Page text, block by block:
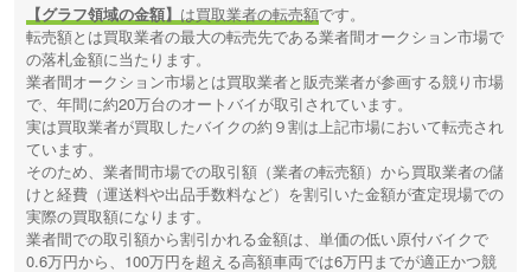
【グラフ領域の金額】 は買取業者の転売額です。
転売額とは買取業者の最大の転売先である業者間オークション市場で
の落札金額に当たります。
業者間オークション市場とは買取業者と販売業者が参画する競り市場
で、年間に約20万台のオートバイが取引されています。
実は買取業者が買取したバイクの約９割は上記市場において転売され
ています。
そのため、業者間市場での取引額（業者の転売額）から買取業者の儲
けと経費（運送料や出品手数料など）を割引いた金額が査定現場での
実際の買取額になります。
業者間での取引額から割引かれる金額は、単価の低い原付バイクで
0.6万円から、100万円を超える高額車両では6万円までが適正かつ競